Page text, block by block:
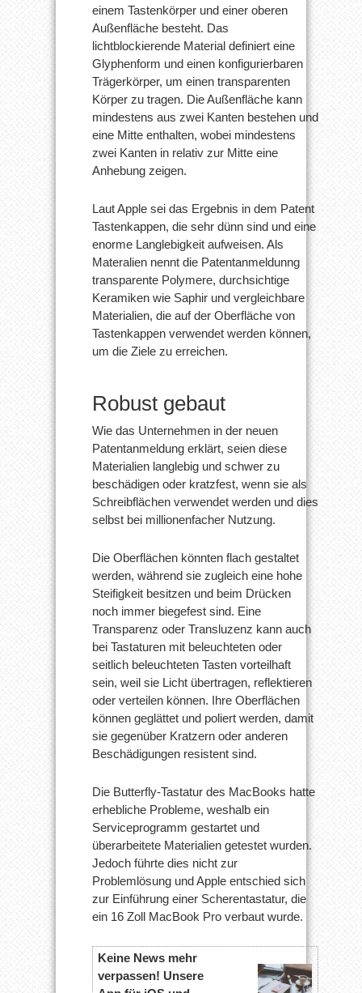
einem Tastenkörper und einer oberen
Außenfläche besteht. Das
lichtblockierende Material definiert eine
Glyphenform und einen konfigurierbaren
Trägerkörper, um einen transparenten
Körper zu tragen. Die Außenfläche kann
mindestens aus zwei Kanten bestehen und
eine Mitte enthalten, wobei mindestens
zwei Kanten in relativ zur Mitte eine
Anhebung zeigen.
Laut Apple sei das Ergebnis in dem Patent
Tastenkappen, die sehr dünn sind und eine
enorme Langlebigkeit aufweisen. Als
Materalien nennt die Patentanmeldunng
transparente Polymere, durchsichtige
Keramiken wie Saphir und vergleichbare
Materialien, die auf der Oberfläche von
Tastenkappen verwendet werden können,
um die Ziele zu erreichen.
Robust gebaut
Wie das Unternehmen in der neuen
Patentanmeldung erklärt, seien diese
Materialien langlebig und schwer zu
beschädigen oder kratzfest, wenn sie als
Schreibflächen verwendet werden und dies
selbst bei millionenfacher Nutzung.
Die Oberflächen könnten flach gestaltet
werden, während sie zugleich eine hohe
Steifigkeit besitzen und beim Drücken
noch immer biegefest sind. Eine
Transparenz oder Transluzenz kann auch
bei Tastaturen mit beleuchteten oder
seitlich beleuchteten Tasten vorteilhaft
sein, weil sie Licht übertragen, reflektieren
oder verteilen können. Ihre Oberflächen
können geglättet und poliert werden, damit
sie gegenüber Kratzern oder anderen
Beschädigungen resistent sind.
Die Butterfly-Tastatur des MacBooks hatte
erhebliche Probleme, weshalb ein
Serviceprogramm gestartet und
überarbeitete Materialien getestet wurden.
Jedoch führte dies nicht zur
Problemlösung und Apple entschied sich
zur Einführung einer Scherentastatur, die
ein 16 Zoll MacBook Pro verbaut wurde.
Keine News mehr
verpassen! Unsere